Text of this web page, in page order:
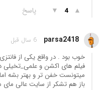
▲
4
▼ پاسخ
parsa2418 6 سال قبل
خوب بود . در واقع یکی از
فیلم های اکشن و
میتونست خفن تر و بهتر بشه
باز هم تشکر از سایت عالی مای